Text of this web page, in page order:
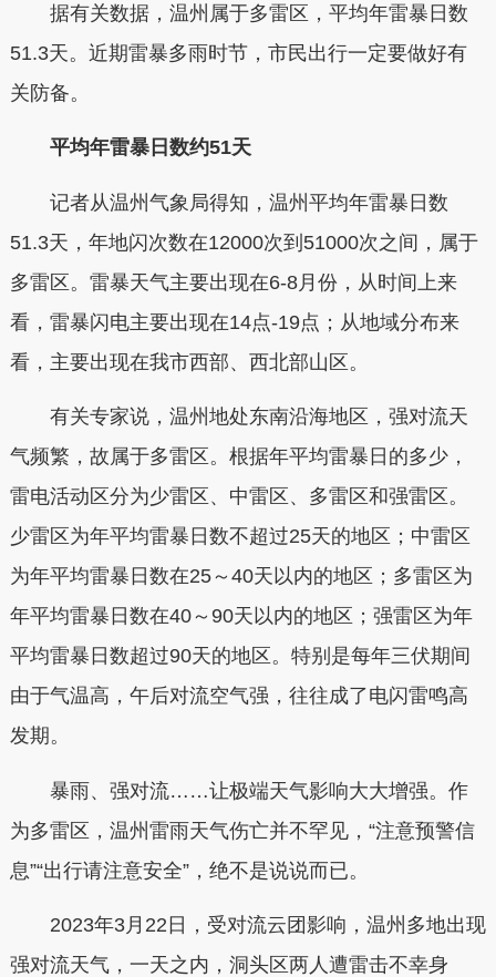
据有关数据，温州属于多雷区，平均年雷暴日数
51.3天。近期雷暴多雨时节，市民出行一定要做好有
关防备。
平均年雷暴日数约51天
记者从温州气象局得知，温州平均年雷暴日数
51.3天，年地闪次数在12000次到51000次之间，属于
多雷区。雷暴天气主要出现在6-8月份，从时间上来
看，雷暴闪电主要出现在14点-19点；从地域分布来
看，主要出现在我市西部、西北部山区。
有关专家说，温州地处东南沿海地区，强对流天
气频繁，故属于多雷区。根据年平均雷暴日的多少，
雷电活动区分为少雷区、中雷区、多雷区和强雷区。
少雷区为年平均雷暴日数不超过25天的地区；中雷区
为年平均雷暴日数在25～40天以内的地区；多雷区为
年平均雷暴日数在40～90天以内的地区；强雷区为年
平均雷暴日数超过90天的地区。特别是每年三伏期间
由于气温高，午后对流空气强，往往成了电闪雷鸣高
发期。
暴雨、强对流……让极端天气影响大大增强。作
为多雷区，温州雷雨天气伤亡并不罕见，“注意预警信
息”“出行请注意安全”，绝不是说说而已。
2023年3月22日，受对流云团影响，温州多地出现
强对流天气，一天之内，洞头区两人遭雷击不幸身